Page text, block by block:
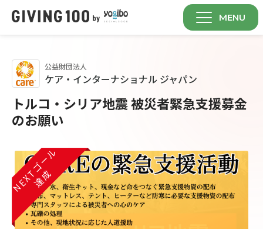
MENU
ケア・インターナショナル ジャパン
公益財団法人
トルコ・シリア地震 被災者緊急支援募金
のお願い
NEXTゴール
達成
NEXTゴール
達成
NEXTゴール
達成